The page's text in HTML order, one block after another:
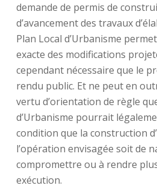
demande de permis de
d’avancement des travaux
Plan Local d’Urbanisme
exacte des modifications
cependant nécessaire que le
rendu public. Et ne peut en
vertu d’orientation de règle
d’Urbanisme pourrait
condition que la construction
l’opération envisagée soit de
compromettre ou à rendre
exécution.